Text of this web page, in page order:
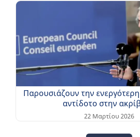
Παρουσιάζουν την
αντίδοτο στην
22 Μαρτίου 2026